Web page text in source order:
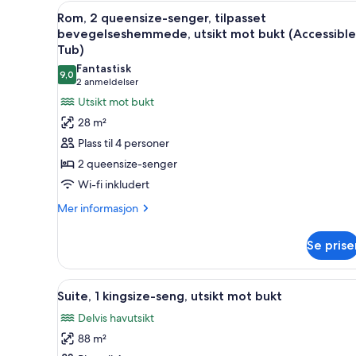
2
queensize-
senger,
tilgjengelighetstilpasset
(Mobility)
Åpne
alle
bildene
av
Rom,
2
queensize-
senger,
tilpasset
bevegelseshemmede,
utsikt
mot
Tub)
Sengetøy av topp kvalitet,
13
Rom, 2 queensize-senger, tilpasset
bevegelseshemmede, utsikt mot bukt (Accessible
Tub)
9,09,0 av 10
Fantastisk
2 anmeldelser
(2
anmeldelser)
Utsikt mot bukt
28 m²
Plass til 4 personer
2 queensize-senger
Wi-fi inkludert
Mer informasjon
Mer
2
queensize-
senger,
bevegelseshemmede,
utsikt
mot
Se
Åpne
alle
bildene
av
Sengetøy av topp kvalitet,
11
Suite, 1 kingsize-seng, utsikt mot bukt
Delvis havutsikt
88 m²